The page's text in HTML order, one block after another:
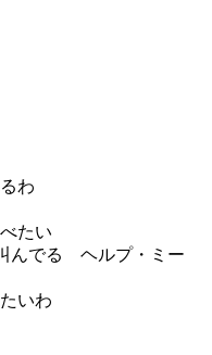
わ
たい
んでる ヘルプ・ミー
いわ